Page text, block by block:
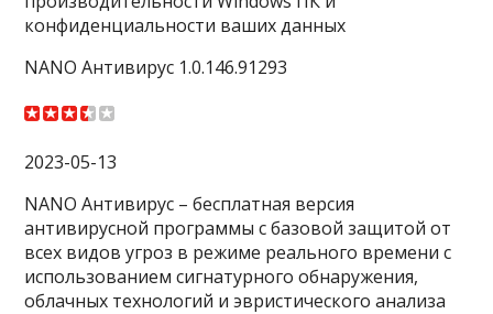
конфиденциальности ваших данных
NANO Антивирус 1.0.146.91293
2023-05-13
NANO Антивирус – бесплатная версия
антивирусной программы с базовой защитой от
всех видов угроз в режиме реального времени с
использованием сигнатурного обнаружения,
облачных технологий и эвристического анализа